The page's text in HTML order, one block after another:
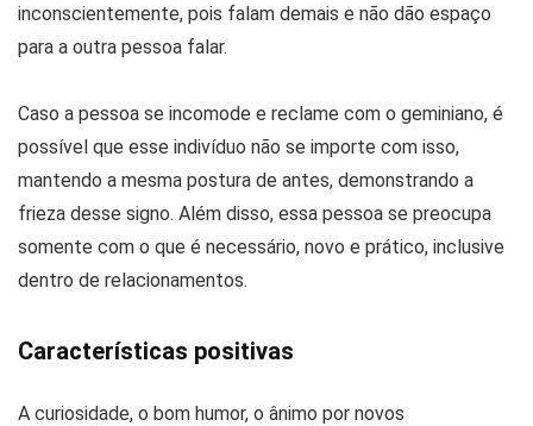
inconscientemente, pois falam demais e não dão espaço
para a outra pessoa falar.
Caso a pessoa se incomode e reclame com o geminiano, é
possível que esse indivíduo não se importe com isso,
mantendo a mesma postura de antes, demonstrando a
frieza desse signo. Além disso, essa pessoa se preocupa
somente com o que é necessário, novo e prático, inclusive
dentro de relacionamentos.
Características positivas
A curiosidade, o bom humor, o ânimo por novos